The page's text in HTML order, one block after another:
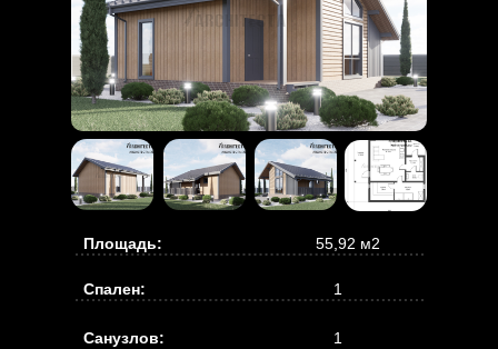
Площадь: 55,92 м2
Спален: 1
Санузлов: 1